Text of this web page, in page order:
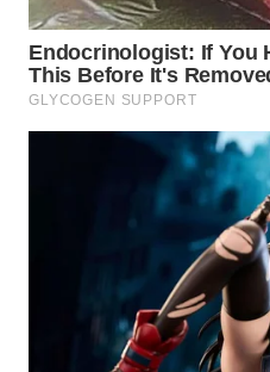
WN
MALUT
WN
DAIRI